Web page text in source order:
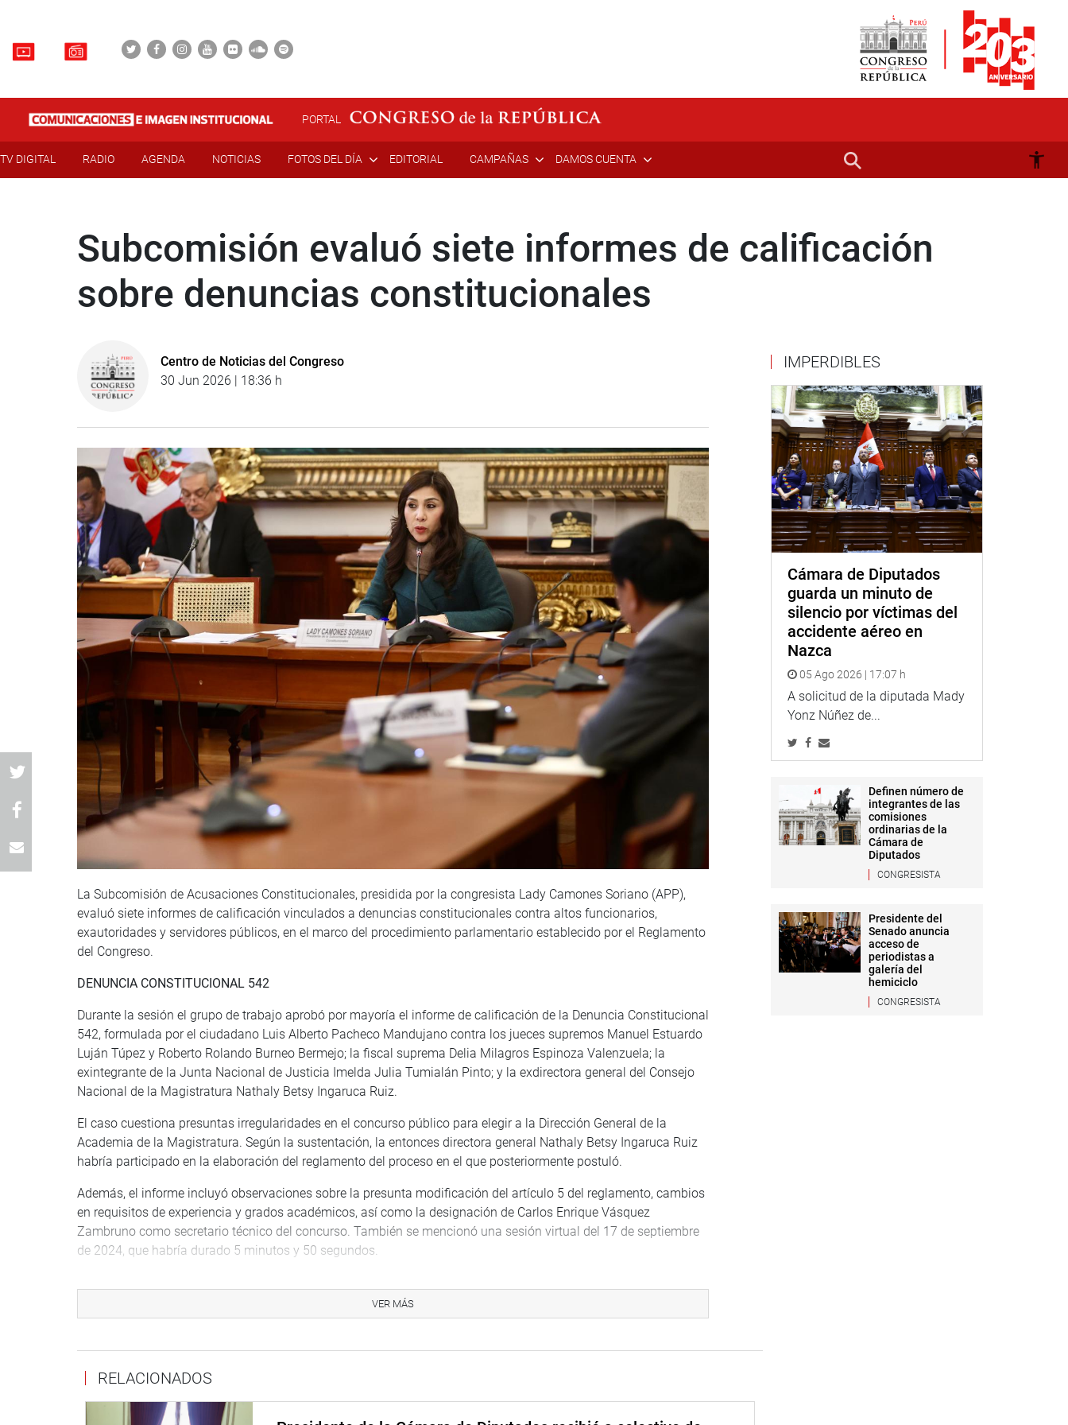
PORTAL
TV DIGITAL RADIO AGENDA NOTICIAS FOTOS DEL DÍA EDITORIAL CAMPAÑAS DAMOS CUENTA
Subcomisión evaluó siete informes de calificación
sobre denuncias constitucionales
Centro de Noticias del Congreso
30 Jun 2026 | 18:36 h
La Subcomisión de Acusaciones Constitucionales, presidida por la congresista Lady Camones Soriano (APP),
evaluó siete informes de calificación vinculados a denuncias constitucionales contra altos funcionarios,
exautoridades y servidores públicos, en el marco del procedimiento parlamentario establecido por el Reglamento
del Congreso.
DENUNCIA CONSTITUCIONAL 542
Durante la sesión el grupo de trabajo aprobó por mayoría el informe de calificación de la Denuncia Constitucional
542, formulada por el ciudadano Luis Alberto Pacheco Mandujano contra los jueces supremos Manuel Estuardo
Luján Túpez y Roberto Rolando Burneo Bermejo; la fiscal suprema Delia Milagros Espinoza Valenzuela; la
exintegrante de la Junta Nacional de Justicia Imelda Julia Tumialán Pinto; y la exdirectora general del Consejo
Nacional de la Magistratura Nathaly Betsy Ingaruca Ruiz.
El caso cuestiona presuntas irregularidades en el concurso público para elegir a la Dirección General de la
Academia de la Magistratura. Según la sustentación, la entonces directora general Nathaly Betsy Ingaruca Ruiz
habría participado en la elaboración del reglamento del proceso en el que posteriormente postuló.
Además, el informe incluyó observaciones sobre la presunta modificación del artículo 5 del reglamento, cambios
en requisitos de experiencia y grados académicos, así como la designación de Carlos Enrique Vásquez
Zambruno como secretario técnico del concurso. También se mencionó una sesión virtual del 17 de septiembre
de 2024, que habría durado 5 minutos y 50 segundos.
calificación. La propuesta plantea admitir a trámite la denuncia por presunta infracción a los artículos 38 y 39 de
la Constitución, declarar improcedente el extremo referido al artículo 76 y continuar la evaluación por el presunto
DENUNCIA CONSTITUCIONAL 577
En otro momento, la Subcomisión aprobó por unanimidad declarar improcedente la Denuncia Constitucional
VER MÁS
RELACIONADOS
IMPERDIBLES
Cámara de Diputados
guarda un minuto de
silencio por víctimas del
accidente aéreo en
Nazca
05 Ago 2026 | 17:07 h
A solicitud de la diputada Mady
Yonz Núñez de...
Definen número de
integrantes de las
comisiones
ordinarias de la
Cámara de
Diputados
CONGRESISTA
Presidente del
Senado anuncia
acceso de
periodistas a
galería del
hemiciclo
CONGRESISTA